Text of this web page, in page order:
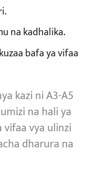
na kadhalika.
bafa ya vifaa
kazi ni A3-A5
na hali ya
vya ulinzi
dharura na